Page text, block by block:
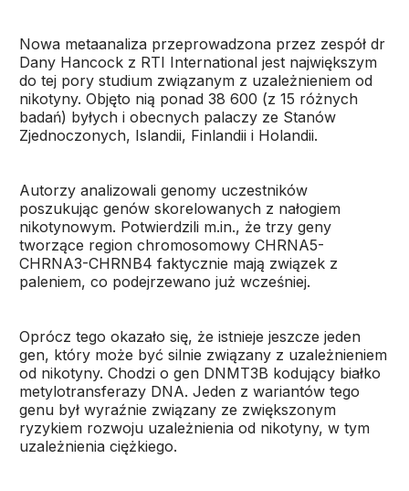
Nowa metaanaliza przeprowadzona przez zespół dr
Dany Hancock z RTI International jest największym
do tej pory studium związanym z uzależnieniem od
nikotyny. Objęto nią ponad 38 600 (z 15 różnych
badań) byłych i obecnych palaczy ze Stanów
Zjednoczonych, Islandii, Finlandii i Holandii.
Autorzy analizowali genomy uczestników
poszukując genów skorelowanych z nałogiem
nikotynowym. Potwierdzili m.in., że trzy geny
tworzące region chromosomowy CHRNA5-
CHRNA3-CHRNB4 faktycznie mają związek z
paleniem, co podejrzewano już wcześniej.
Oprócz tego okazało się, że istnieje jeszcze jeden
gen, który może być silnie związany z uzależnieniem
od nikotyny. Chodzi o gen DNMT3B kodujący białko
metylotransferazy DNA. Jeden z wariantów tego
genu był wyraźnie związany ze zwiększonym
ryzykiem rozwoju uzależnienia od nikotyny, w tym
uzależnienia ciężkiego.